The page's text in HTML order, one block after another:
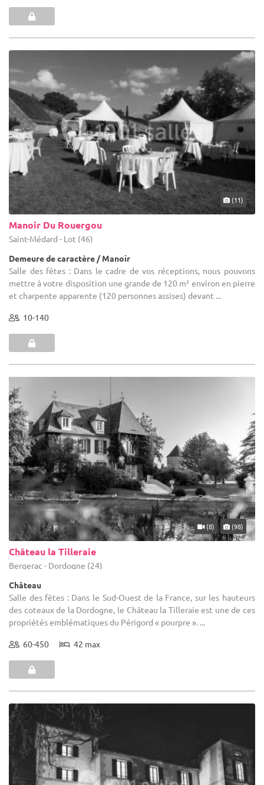
(11)
Manoir Du Rouergou
Saint-Médard - Lot (46)
Demeure de caractère / Manoir
Salle des fêtes : Dans le cadre de vos réceptions, nous pouvons
mettre à votre disposition une grande de 120 m² environ en pierre
et charpente apparente (120 personnes assises) devant ...
10-140
(8) (98)
Château la Tilleraie
Bergerac - Dordogne (24)
Château
Salle des fêtes : Dans le Sud-Ouest de la France, sur les hauteurs
des coteaux de la Dordogne, le Château la Tilleraie est une de ces
propriétés emblématiques du Périgord « pourpre ». ...
60-450 42 max